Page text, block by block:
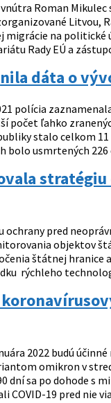
Roman Mikulec
Litvou,
migrácie na
Rady EÚ a
dáta o
polícia
počet ľahko
stalo celkom
bolo usmrtených 226
ochrany pred
objektov
štátnej hranice
rýchleho
2022 budú
omikron v
dní sa po dohode
COVID-19 pred nie